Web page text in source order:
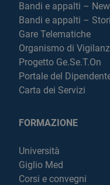
Bandi e appalti – New
Bandi e appalti –
Gare Telematiche
Organismo di
Progetto Ge.Se.T.On
Portale del
Carta dei Servizi
FORMAZIONE
Università
Giglio Med
Corsi e convegni